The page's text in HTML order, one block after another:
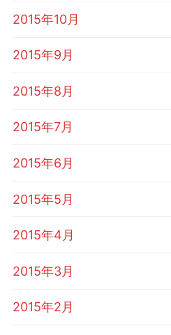
2015年10月
2015年9月
2015年8月
2015年7月
2015年6月
2015年5月
2015年4月
2015年3月
2015年2月